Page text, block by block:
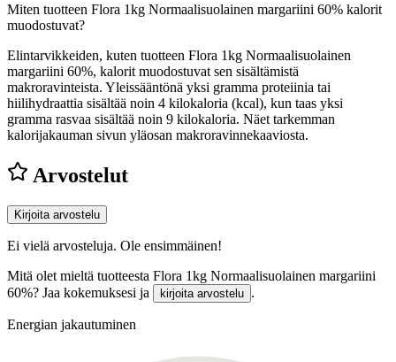
Miten tuotteen Flora 1kg Normaalisuolainen margariini 60% kalorit
muodostuvat?
Elintarvikkeiden, kuten tuotteen Flora 1kg Normaalisuolainen
margariini 60%, kalorit muodostuvat sen sisältämistä
makroravinteista. Yleissääntönä yksi gramma proteiinia tai
hiilihydraattia sisältää noin 4 kilokaloria (kcal), kun taas yksi
gramma rasvaa sisältää noin 9 kilokaloria. Näet tarkemman
kalorijakauman sivun yläosan makroravinnekaaviosta.
Arvostelut
Kirjoita arvostelu
Ei vielä arvosteluja. Ole ensimmäinen!
Mitä olet mieltä tuotteesta Flora 1kg Normaalisuolainen margariini
60%? Jaa kokemuksesi ja
kirjoita arvostelu .
Energian jakautuminen